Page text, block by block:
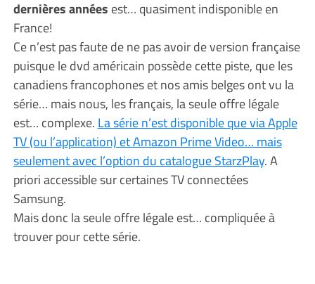
dernières années est… quasiment indisponible en
France!
Ce n’est pas faute de ne pas avoir de version française
puisque le dvd américain possède cette piste, que les
canadiens francophones et nos amis belges ont vu la
série… mais nous, les français, la seule offre légale
est… complexe. La série n’est disponible que via Apple
TV (ou l’application) et Amazon Prime Video… mais
seulement avec l’option du catalogue StarzPlay. A
priori accessible sur certaines TV connectées
Samsung.
Mais donc la seule offre légale est… compliquée à
trouver pour cette série.